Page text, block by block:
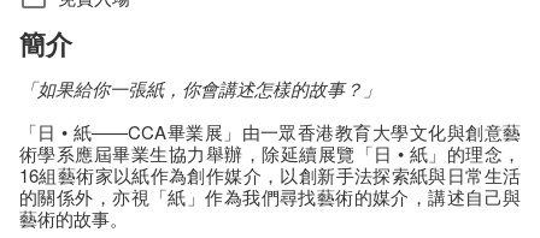
簡介
「如果給你一張紙，你會講述怎樣的故事？ 」
「日 • 紙——CCA畢業展」由一眾香港教育大學文化與創意藝
術學系應屆畢業生協力舉辦，除延續展覽「日 • 紙」的理念，
16組藝術家以紙作為創作媒介，以創新手法探索紙與日常生活
的關係外，亦視「紙」作為我們尋找藝術的媒介，講述自己與
藝術的故事。